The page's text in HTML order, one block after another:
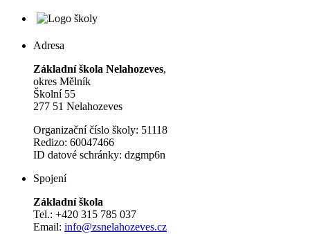
Adresa
Základní škola Nelahozeves,
okres Mělník
Školní 55
277 51 Nelahozeves
Organizační číslo školy: 51118
Redizo: 60047466
ID datové schránky: dzgmp6n
Spojení
Základní škola
Tel.: +420 315 785 037
Email: info@zsnelahozeves.cz